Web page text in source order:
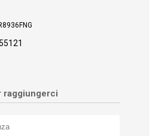
raggiungerci